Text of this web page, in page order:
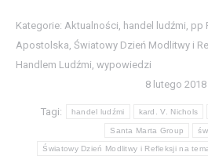
Kategorie: Aktualności, handel ludźmi, pp
Apostolska, Światowy Dzień Modlitwy i
Handlem Ludźmi, wypowiedzi
8 lutego 2018
Tagi: handel ludźmi kard. V. Nichols
Santa Marta Group
Światowy Dzień Modlitwy i Refleksji na